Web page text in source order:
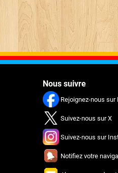
Nous suivre
Rejoignez-nous sur
Suivez-nous sur X
Suivez-nous sur
Notifiez votre